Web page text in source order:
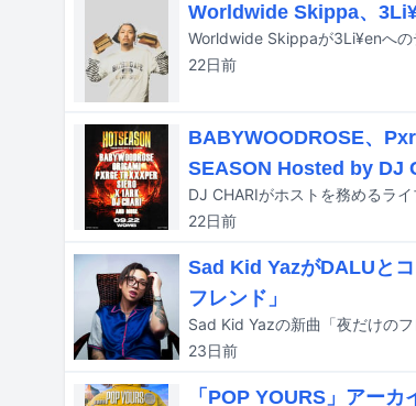
Worldwide Skippa、
Worldwide Skippaが3Li¥enへの
22日前
BABYWOODROSE、
SEASON Hosted by DJ
22日前
Sad Kid YazがDALUと
フレンド」
23日前
「POP YOURS」アー